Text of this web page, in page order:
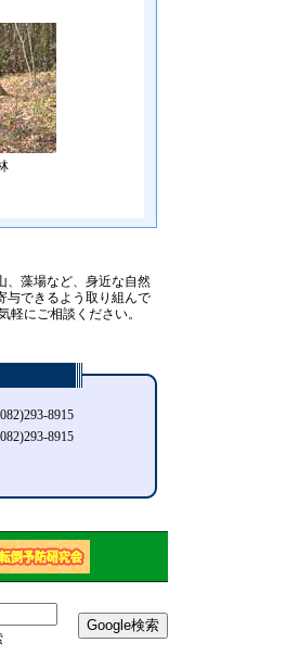
、藻場など、身近な自然
与できるよう取り組んで
軽にご相談ください。
8915
8915